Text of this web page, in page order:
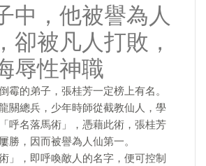
中，他被譽為人
卻被凡人打敗，
辱性神職
霉的弟子，張桂芳一定榜上有名。
關總兵，少年時師從截教仙人，學
呼名落馬術」，憑藉此術，張桂芳
勝，因而被譽為人仙第一。
」，即呼喚敵人的名字，便可控制